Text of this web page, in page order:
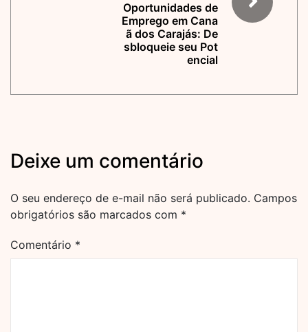
Oportunidades de
Emprego em Cana
ã dos Carajás: De
sbloqueie seu Pot
encial
Deixe um comentário
O seu endereço de e-mail não será publicado. Campos
obrigatórios são marcados com *
Comentário *